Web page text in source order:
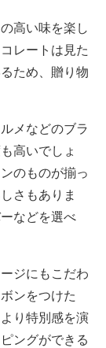
高い味を楽し
レートは見た
ため、贈り物
メなどのブラ
高いでしょ
のものが揃っ
さもありま
などを選べ
ジにもこだわ
ンをつけた
り特別感を演
ングができる